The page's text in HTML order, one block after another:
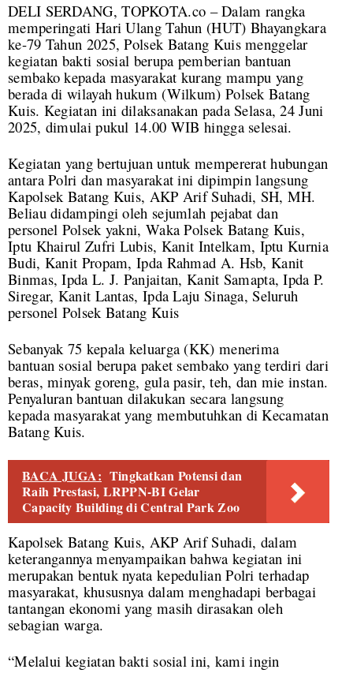
DELI SERDANG, TOPKOTA.co – Dalam rangka
memperingati Hari Ulang Tahun (HUT) Bhayangkara
ke-79 Tahun 2025, Polsek Batang Kuis menggelar
kegiatan bakti sosial berupa pemberian bantuan
sembako kepada masyarakat kurang mampu yang
berada di wilayah hukum (Wilkum) Polsek Batang
Kuis. Kegiatan ini dilaksanakan pada Selasa, 24 Juni
2025, dimulai pukul 14.00 WIB hingga selesai.
Kegiatan yang bertujuan untuk mempererat hubungan
antara Polri dan masyarakat ini dipimpin langsung
Kapolsek Batang Kuis, AKP Arif Suhadi, SH, MH.
Beliau didampingi oleh sejumlah pejabat dan
personel Polsek yakni, Waka Polsek Batang Kuis,
Iptu Khairul Zufri Lubis, Kanit Intelkam, Iptu Kurnia
Budi, Kanit Propam, Ipda Rahmad A. Hsb, Kanit
Binmas, Ipda L. J. Panjaitan, Kanit Samapta, Ipda P.
Siregar, Kanit Lantas, Ipda Laju Sinaga, Seluruh
personel Polsek Batang Kuis
Sebanyak 75 kepala keluarga (KK) menerima
bantuan sosial berupa paket sembako yang terdiri dari
beras, minyak goreng, gula pasir, teh, dan mie instan.
Penyaluran bantuan dilakukan secara langsung
kepada masyarakat yang membutuhkan di Kecamatan
Batang Kuis.
BACA JUGA: Tingkatkan Potensi dan
Raih Prestasi, LRPPN-BI Gelar
Capacity Building di Central Park Zoo
Kapolsek Batang Kuis, AKP Arif Suhadi, dalam
keterangannya menyampaikan bahwa kegiatan ini
merupakan bentuk nyata kepedulian Polri terhadap
masyarakat, khususnya dalam menghadapi berbagai
tantangan ekonomi yang masih dirasakan oleh
sebagian warga.
“Melalui kegiatan bakti sosial ini, kami ingin